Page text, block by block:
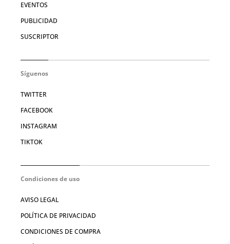
EVENTOS
PUBLICIDAD
SUSCRIPTOR
Síguenos
TWITTER
FACEBOOK
INSTAGRAM
TIKTOK
Condiciones de uso
AVISO LEGAL
POLÍTICA DE PRIVACIDAD
CONDICIONES DE COMPRA